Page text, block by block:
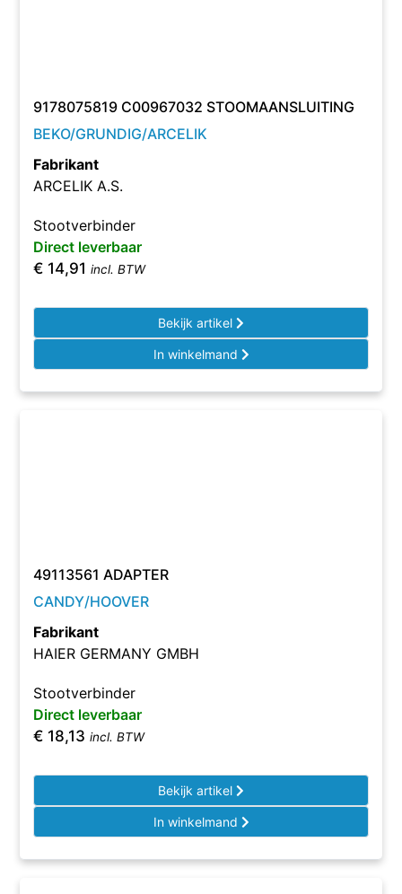
9178075819 C00967032 STOOMAANSLUITING
BEKO/GRUNDIG/ARCELIK
Fabrikant
ARCELIK A.S.
Stootverbinder
Direct leverbaar
€ 14,91 incl. BTW
Bekijk artikel
In winkelmand
49113561 ADAPTER
CANDY/HOOVER
Fabrikant
HAIER GERMANY GMBH
Stootverbinder
Direct leverbaar
€ 18,13 incl. BTW
Bekijk artikel
In winkelmand